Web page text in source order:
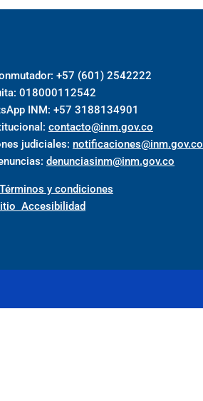
+57 (601) 2542222
018000112542
INM: +57 3188134901
contacto@inm.gov.co
judiciales: notificaciones@inm.gov.co
denunciasinm@inm.gov.co
Términos y condiciones
Accesibilidad